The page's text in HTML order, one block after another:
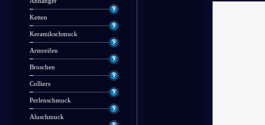
Ketten
Keramikschmuck
Armreifen
Broschen
Colliers
Perlenschmuck
Aluschmuck